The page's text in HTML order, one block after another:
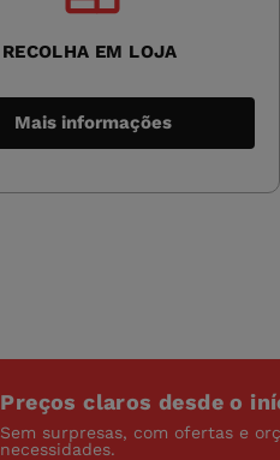
RECOLHA EM LOJA
Mais informações
Preços claros desde o
Sem surpresas, com ofertas e
necessidades.